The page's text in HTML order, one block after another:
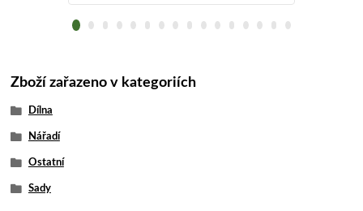
Zboží zařazeno v kategoriích
Dílna
Nářadí
Ostatní
Sady